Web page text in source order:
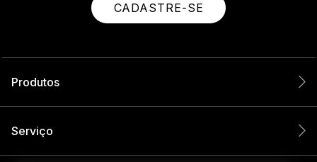
CADASTRE-SE
Produtos
Serviço